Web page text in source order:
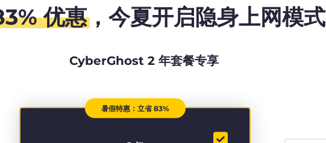
优惠，今夏开启隐身上网模式
CyberGhost 2 年套餐专享
暑假特惠：立省 83%